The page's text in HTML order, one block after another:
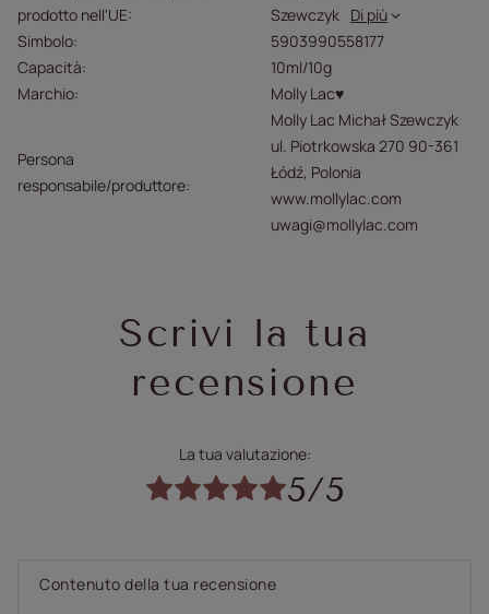
prodotto nell'UE
Szewczyk Di più
Simbolo
5903990558177
Capacità
10ml/10g
Marchio
Molly Lac♥
Persona
responsabile/produttore
Molly Lac Michał Szewczyk
ul. Piotrkowska 270 90-361
Łódź, Polonia
www.mollylac.com
uwagi@mollylac.com
Scrivi la tua
recensione
La tua valutazione:
5/5
Contenuto della tua recensione